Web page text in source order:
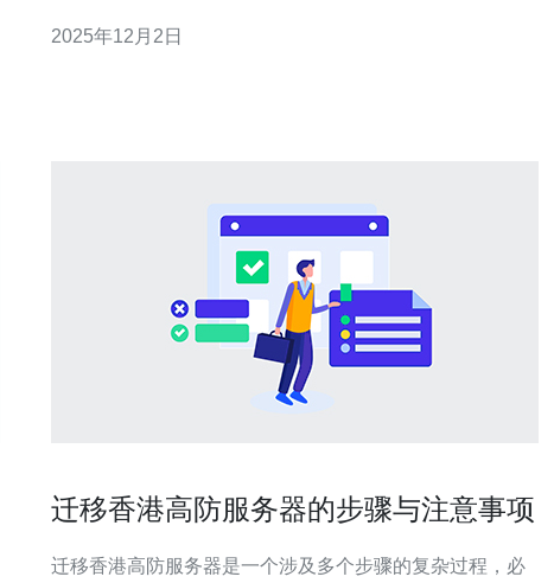
总结的三个精华要点： 高防香港服务器的市场价格：了解
2025年12月2日
迁移香港高防服务器的步骤与注意事项
迁移香港高防服务器是一个涉及多个步骤的复杂过程，必